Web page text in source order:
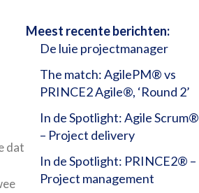
dat
Meest recente berichten:
De luie projectmanager
The match: AgilePM® vs
PRINCE2 Agile®, ‘Round 2’
In de Spotlight: Agile Scrum®
– Project delivery
In de Spotlight: PRINCE2® –
Project management